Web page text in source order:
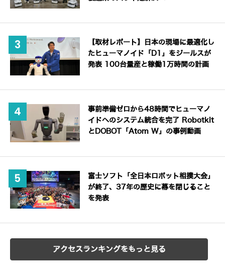
【取材レポート】日本の現場に最適化し
たヒューマノイド「D1」をジールスが
発表 100台量産と稼働1万時間の計画
事前準備ゼロから48時間でヒューマノ
イドへのシステム統合を完了 Robotkit
とDOBOT「Atom W」の事例動画
富士ソフト「全日本ロボット相撲大会」
が終了、37年の歴史に幕を閉じること
を発表
アクセスランキングをもっと見る